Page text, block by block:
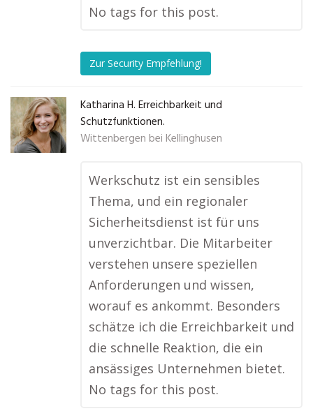
No tags for this post.
Zur Security Empfehlung!
Katharina H. Erreichbarkeit und
Schutzfunktionen.
Wittenbergen bei Kellinghusen
Werkschutz ist ein sensibles
Thema, und ein regionaler
Sicherheitsdienst ist für uns
unverzichtbar. Die Mitarbeiter
verstehen unsere speziellen
Anforderungen und wissen,
worauf es ankommt. Besonders
schätze ich die Erreichbarkeit und
die schnelle Reaktion, die ein
ansässiges Unternehmen bietet.
No tags for this post.